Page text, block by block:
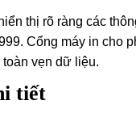
thị rõ ràng các
Cổng máy in cho
vẹn dữ liệu.
tiết